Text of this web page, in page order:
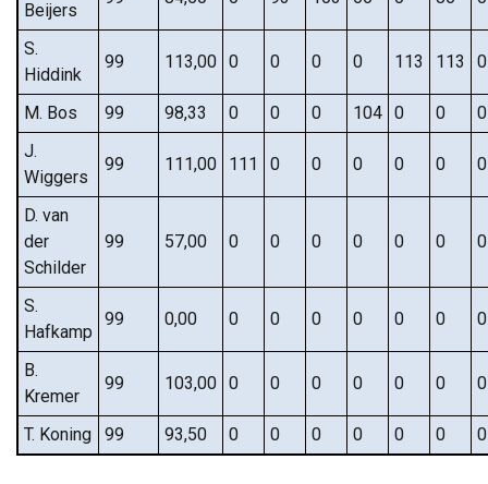
Beijers
S.
Hiddink
99 113,00 0 0 0 0 113 113 0
M. Bos 99 98,33 0 0 0 104 0 0
0
J.
Wiggers
99 111,00 111 0 0 0 0 0 0
D. van
der
Schilder
99 57,00 0 0 0 0 0 0 0
S.
Hafkamp
99 0,00 0 0 0 0 0 0 0
B.
Kremer
99 103,00 0 0 0 0 0 0 0
T. Koning 99 93,50 0 0 0 0 0 0 0